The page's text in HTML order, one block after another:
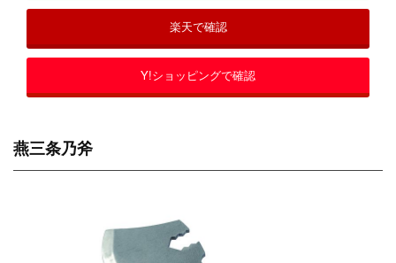
楽天で確認
Y!ショッピングで確認
燕三条乃斧